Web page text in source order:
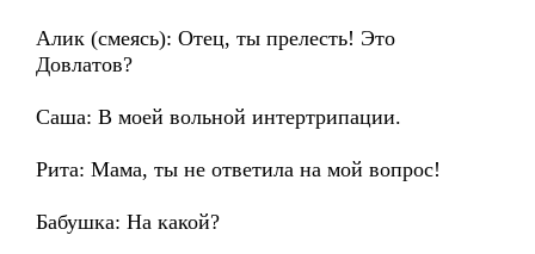
Алик (смеясь): Отец, ты прелесть! Это
Довлатов?
Саша: В моей вольной интертрипации.
Рита: Мама, ты не ответила на мой вопрос!
Бабушка: На какой?